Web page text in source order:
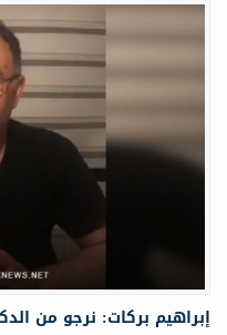
إبراهيم بركات: نرجو من